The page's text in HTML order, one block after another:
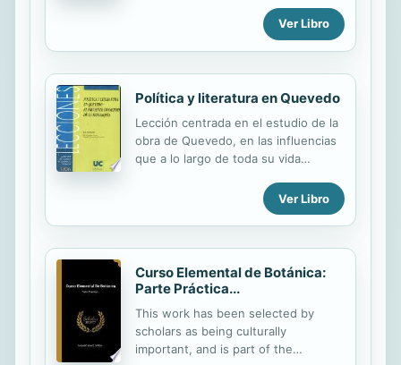
por “feudalismo”, que consiste en la
fragmentación de los territorios bajo
el poder de un conjunto de nobles
militar y económico sobre sus límites.
Sobre esta estructura feudal flota la
verdadero puesto varios siglos
después.
Ver Libro
Política y literatura en Quevedo
Lección centrada en el estudio de la
obra de Quevedo, en las influencias
que a lo largo de toda su vida
las de otros escritores clásicos
cuyos trabajos tradujo y su aplicación
a un momento histórico, el cambio
de gobierno de Felipe III a Felipe IV y
sus intentos por hacerse un hueco
en la Corte, primero como privado
caer en desgracia, como consejero
con el conde-duque de Olivares, con
el que mantuvo una manifiesta
Ver Libro
Curso Elemental de Botánica:
Parte Práctica...
This work has been selected by
scholars as being culturally
important, and is part of the